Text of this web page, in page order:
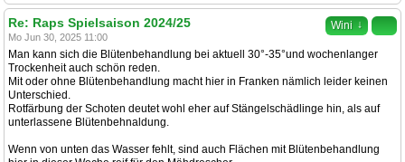
Wini ↓
Re: Raps Spielsaison 2024/25
Mo Jun 30, 2025 11:00
Man kann sich die Blütenbehandlung bei aktuell 30°-35°und wochenlanger
Trockenheit auch schön reden.
Mit oder ohne Blütenbehandlung macht hier in Franken nämlich leider keinen
Unterschied.
Rotfärbung der Schoten deutet wohl eher auf Stängelschädlinge hin, als auf
unterlassene Blütenbehnaldung.
Wenn von unten das Wasser fehlt, sind auch Flächen mit Blütenbehandlung